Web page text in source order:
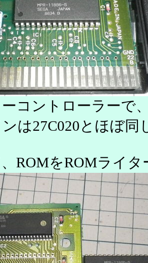
ーコントローラーで
は27C020とほぼ同
ROMをROMライ